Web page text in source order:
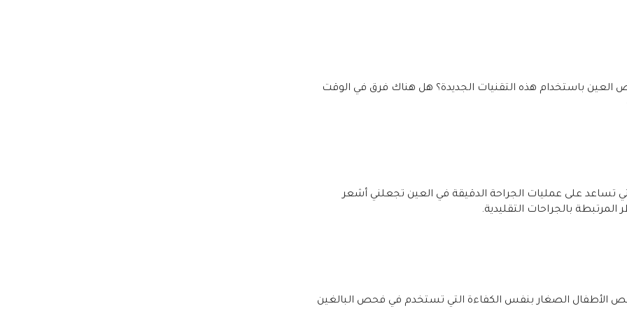
باستخدام هذه التقنيات الجديدة؟ هل هناك فرق في الوقت
تساعد على عمليات الجراحة الدقيقة في العين تجعلني أشعر
المرتبطة بالجراحات التقليدية.
الأطفال الصغار بنفس الكفاءة التي تستخدم في فحص البالغين